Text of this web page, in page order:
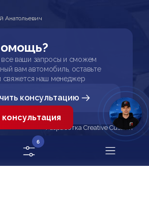
Анатольевич
ваши запросы и сможем
вам автомобиль, оставьте
свяжется наш менеджер
консультацию
Разработка Creative Custom
6